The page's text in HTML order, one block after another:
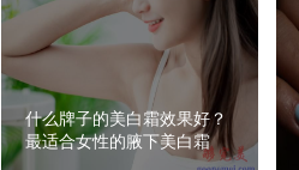
什么牌子的美白霜效果好？
最适合女性的腋下美白霜